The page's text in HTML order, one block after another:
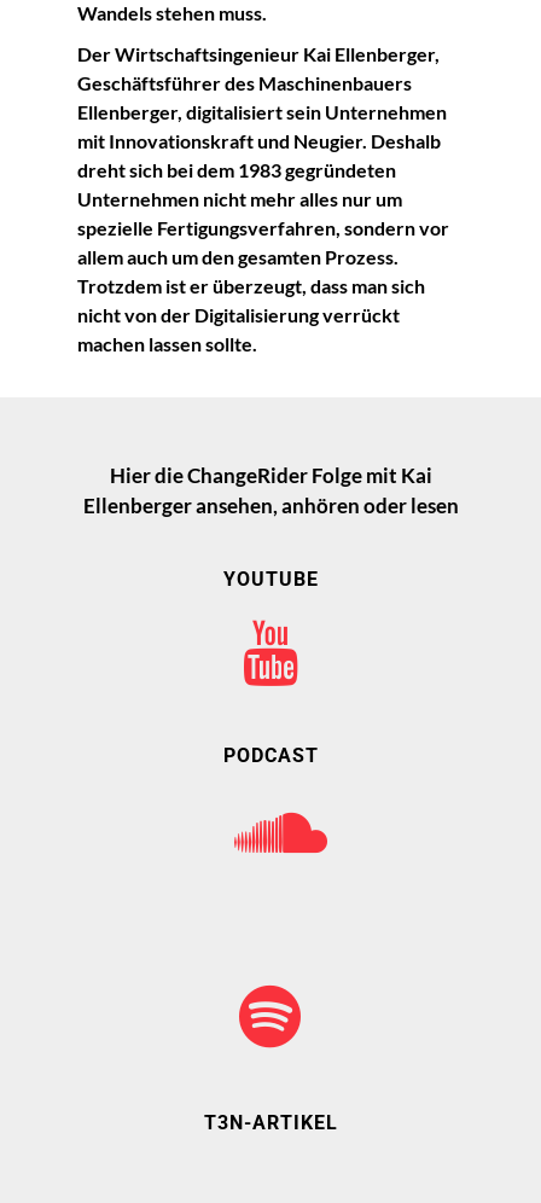
Wandels stehen muss.
Der Wirtschaftsingenieur Kai Ellenberger,
Geschäftsführer des Maschinenbauers
Ellenberger, digitalisiert sein Unternehmen
mit Innovationskraft und Neugier. Deshalb
dreht sich bei dem 1983 gegründeten
Unternehmen nicht mehr alles nur um
spezielle Fertigungsverfahren, sondern vor
allem auch um den gesamten Prozess.
Trotzdem ist er überzeugt, dass man sich
nicht von der Digitalisierung verrückt
machen lassen sollte.
Hier die ChangeRider Folge mit Kai
Ellenberger ansehen, anhören oder lesen
YOUTUBE
PODCAST
T3N-ARTIKELChangeriders